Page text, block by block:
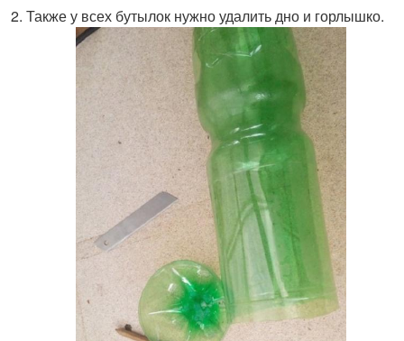
Также у всех бутылок нужно удалить дно и горлышко.